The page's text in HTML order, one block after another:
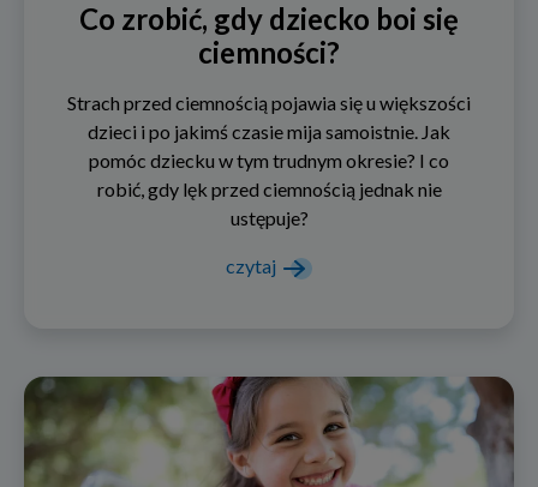
Co zrobić, gdy dziecko boi się
ciemności?
Strach przed ciemnością pojawia się u większości
dzieci i po jakimś czasie mija samoistnie. Jak
pomóc dziecku w tym trudnym okresie? I co
robić, gdy lęk przed ciemnością jednak nie
ustępuje?
czytaj